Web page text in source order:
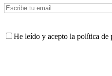
He leído y acepto la política de